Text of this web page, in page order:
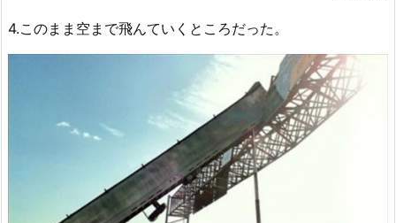
4.このまま空まで飛んていくところだった。